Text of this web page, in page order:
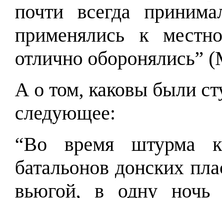
почти всегда
применялись к
отлично оборонялись”
А о том, каковы были
следующее:
“Во время штурма
батальонов донских
вьюгой, в одну ночь